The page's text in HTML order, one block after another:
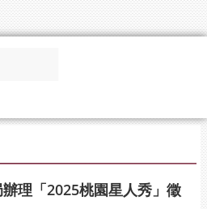
理「2025桃園星人秀」徵